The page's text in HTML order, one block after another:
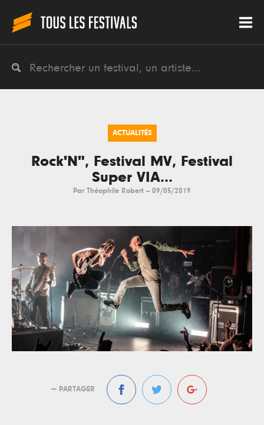
ACTUALITÉS
Rock'N", Festival MV, Festival
Super VIA...
Par Théophile Robert -- 09/05/2019
— PARTAGER